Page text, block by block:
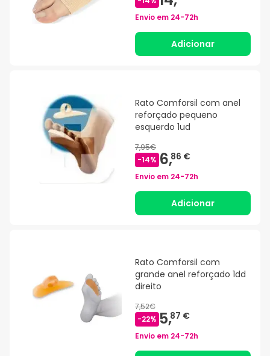
Envio em 24-72h
Adicionar
Rato Comforsil com anel
reforçado pequeno
esquerdo 1ud
7,95€
-14% 6,86 €
Envio em 24-72h
Adicionar
Rato Comforsil com
grande anel reforçado 1dd
direito
7,52€
-22% 5,87 €
Envio em 24-72h